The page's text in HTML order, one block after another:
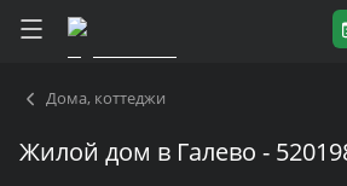
Дома, коттеджи
Жилой дом в Галево -